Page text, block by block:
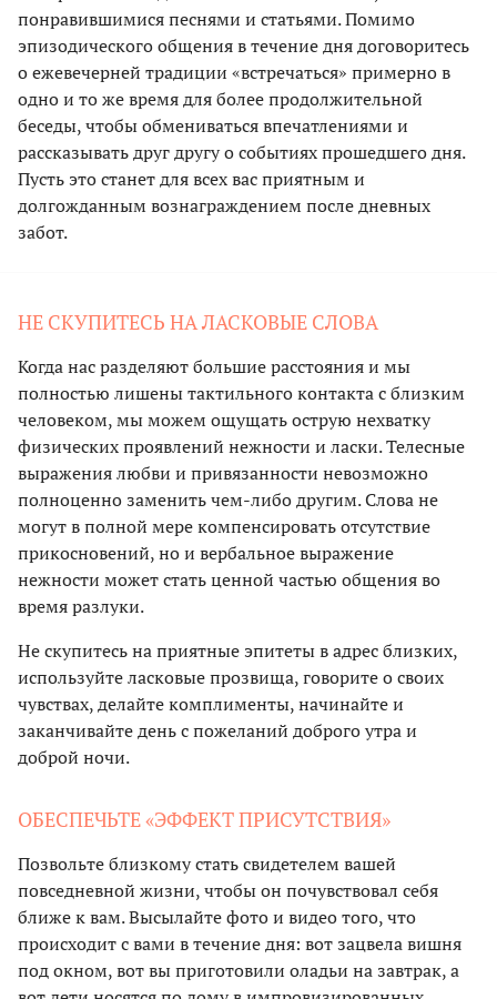
понравившимися песнями и статьями. Помимо
эпизодического общения в течение дня договоритесь
о ежевечерней традиции «встречаться» примерно в
одно и то же время для более продолжительной
беседы, чтобы обмениваться впечатлениями и
рассказывать друг другу о событиях прошедшего дня.
Пусть это станет для всех вас приятным и
долгожданным вознаграждением после дневных
забот.
НЕ СКУПИТЕСЬ НА ЛАСКОВЫЕ СЛОВА
Когда нас разделяют большие расстояния и мы
полностью лишены тактильного контакта с близким
человеком, мы можем ощущать острую нехватку
физических проявлений нежности и ласки. Телесные
выражения любви и привязанности невозможно
полноценно заменить чем-либо другим. Слова не
могут в полной мере компенсировать отсутствие
прикосновений, но и вербальное выражение
нежности может стать ценной частью общения во
время разлуки.
Не скупитесь на приятные эпитеты в адрес близких,
используйте ласковые прозвища, говорите о своих
чувствах, делайте комплименты, начинайте и
заканчивайте день с пожеланий доброго утра и
доброй ночи.
ОБЕСПЕЧЬТЕ «ЭФФЕКТ ПРИСУТСТВИЯ»
Позвольте близкому стать свидетелем вашей
повседневной жизни, чтобы он почувствовал себя
ближе к вам. Высылайте фото и видео того, что
происходит с вами в течение дня: вот зацвела вишня
под окном, вот вы приготовили оладьи на завтрак, а